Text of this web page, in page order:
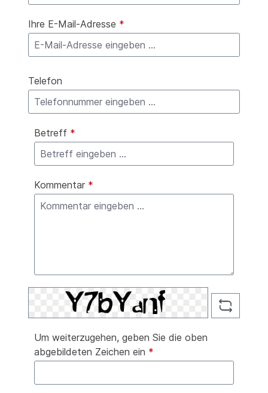
Ihre E-Mail-Adresse *
Telefon
Betreff *
Kommentar *
Um weiterzugehen, geben Sie die oben
abgebildeten Zeichen ein *